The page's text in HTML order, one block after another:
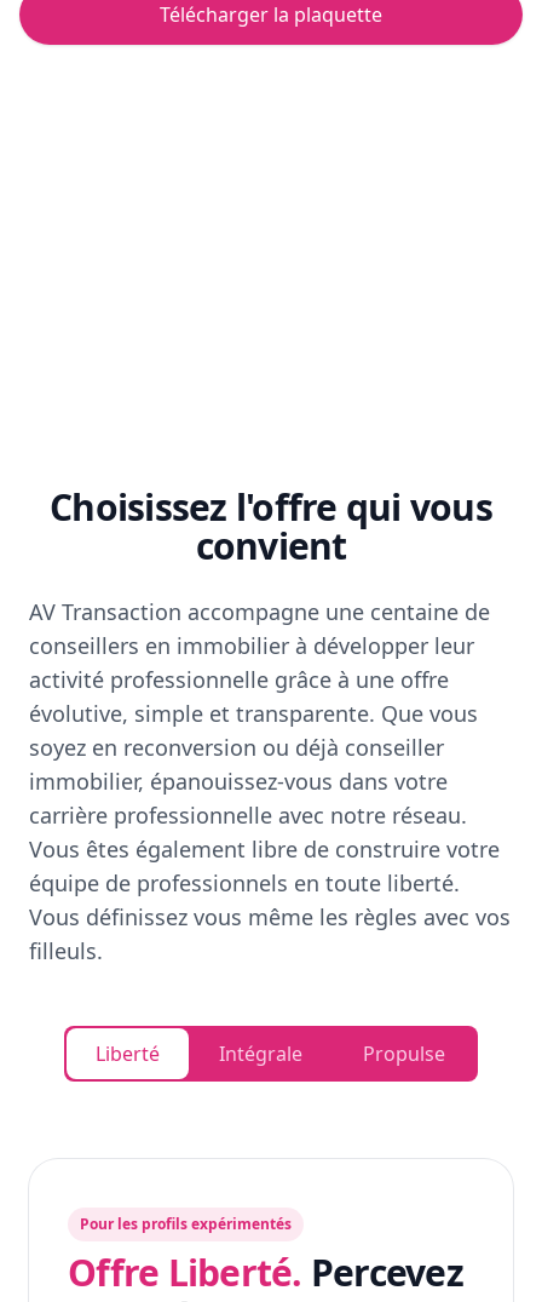
Télécharger la plaquette
Choisissez l'offre qui vous
convient
AV Transaction accompagne une centaine de
conseillers en immobilier à développer leur
activité professionnelle grâce à une offre
évolutive, simple et transparente. Que vous
soyez en reconversion ou déjà conseiller
immobilier, épanouissez-vous dans votre
carrière professionnelle avec notre réseau.
Vous êtes également libre de construire votre
équipe de professionnels en toute liberté.
Vous définissez vous même les règles avec vos
filleuls.
Liberté Intégrale Propulse
Pour les profils expérimentés
Offre Liberté. Percevez